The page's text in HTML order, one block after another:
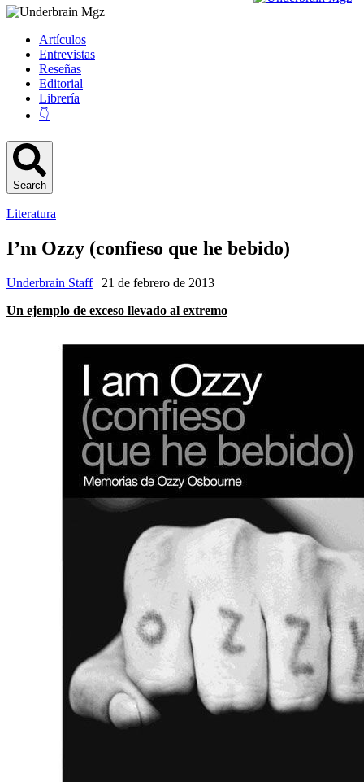
Artículos
Entrevistas
Reseñas
Editorial
Librería
👇
Search
Literatura
I’m Ozzy (confieso que he bebido)
Underbrain Staff| 21 de febrero de 2013
Un ejemplo de exceso llevado al extremo